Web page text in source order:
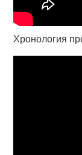
Хронология